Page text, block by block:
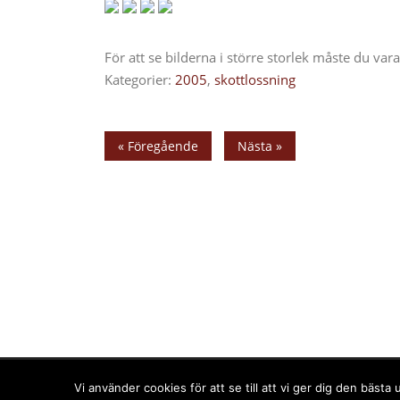
För att se bilderna i större storlek måste du
Kategorier: 2005, skottlossning
« Föregående Nästa »
Upphovsrätt © 2025 PPPress.se. Alla rättigheter
Vi använder cookies för att se till att vi ger dig den bästa